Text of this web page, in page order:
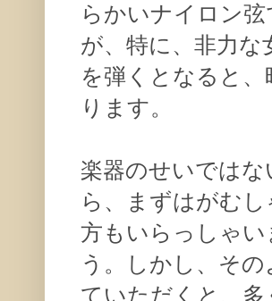
らかいナイロン
が、特に、非力
を弾くとなると
ります。
楽器のせいでは
ら、まずはがむ
方もいらっしゃ
う。しかし、そ
ていただくと、